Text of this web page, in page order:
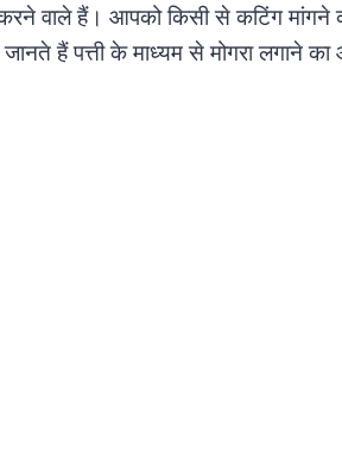
वाले हैं। आपको किसी से कटिंग मांगने
हैं पत्ती के माध्यम से मोगरा लगाने